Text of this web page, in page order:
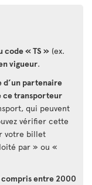
code « TS » (ex.
vigueur.
d’un partenaire
ce transporteur
qui peuvent
vérifier cette
votre billet
par » ou «
compris entre 2000